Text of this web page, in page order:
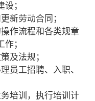
；
新劳动合同；
作流程和各类规章
；
及法规；
员工招聘、入职、
培训，执行培训计